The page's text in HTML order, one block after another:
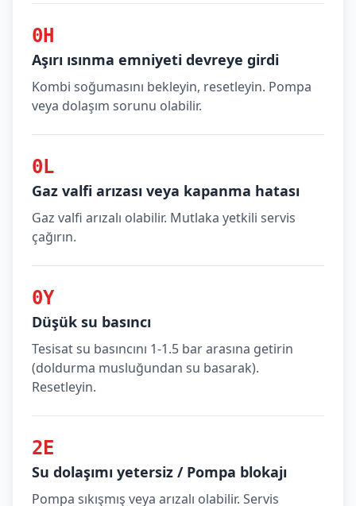
0H
Aşırı ısınma emniyeti devreye girdi
Kombi soğumasını bekleyin, resetleyin. Pompa
veya dolaşım sorunu olabilir.
0L
Gaz valfi arızası veya kapanma hatası
Gaz valfi arızalı olabilir. Mutlaka yetkili servis
çağırın.
0Y
Düşük su basıncı
Tesisat su basıncını 1-1.5 bar arasına getirin
(doldurma musluğundan su basarak).
Resetleyin.
2E
Su dolaşımı yetersiz / Pompa blokajı
Pompa sıkışmış veya arızalı olabilir. Servis